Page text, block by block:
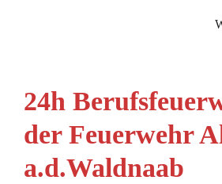
24h
der Feuerwehr
a.d.Waldnaab